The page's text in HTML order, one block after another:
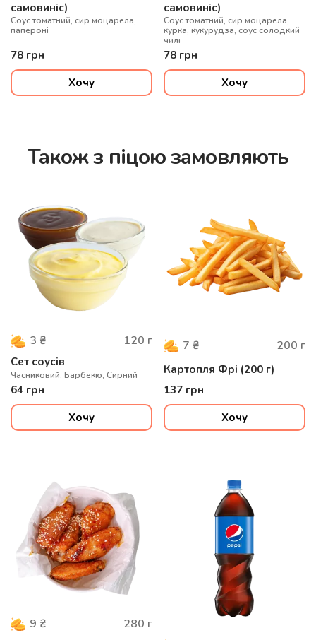
самовиніс)
Соус томатний, сир моцарела,
папероні
78 грн
Хочу
самовиніс)
Соус томатний, сир моцарела,
курка, кукурудза, соус солодкий
чилі
78 грн
Хочу
Також з піцою замовляють
3 ₴ 120 г
Сет соусів
Часниковий, Барбекю, Сирний
64 грн
Хочу
7 ₴ 200 г
Картопля Фрі (200 г)
137 грн
Хочу
9 ₴ 280 г